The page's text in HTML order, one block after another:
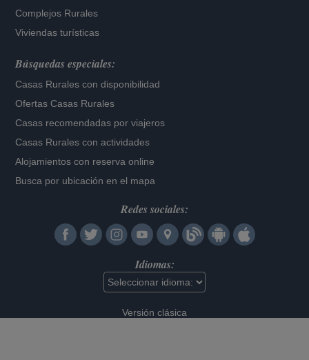
Complejos Rurales
Viviendas turísticas
Búsquedas especiales:
Casas Rurales con disponibilidad
Ofertas Casas Rurales
Casas recomendadas por viajeros
Casas Rurales con actividades
Alojamientos con reserva online
Busca por ubicación en el mapa
Redes sociales:
Idiomas:
Versión clásica